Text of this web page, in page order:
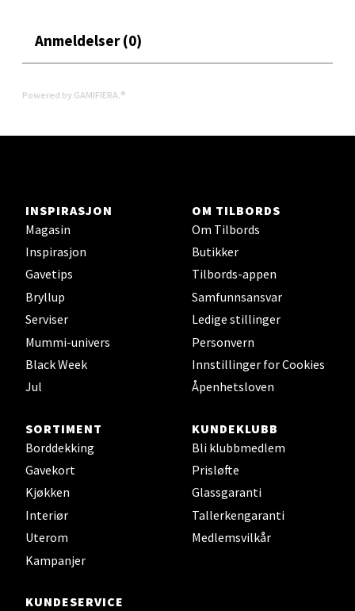
Anmeldelser (0)
Powered by GAMIFIERA.®
INSPIRASJON
Magasin
Inspirasjon
Gavetips
Bryllup
Serviser
Mummi-univers
Black Week
Jul
OM TILBORDS
Om Tilbords
Butikker
Tilbords-appen
Samfunnsansvar
Ledige stillinger
Personvern
Innstillinger for Cookies
Åpenhetsloven
SORTIMENT
Borddekking
Gavekort
Kjøkken
Interiør
Uterom
Kampanjer
KUNDEKLUBB
Bli klubbmedlem
Prisløfte
Glassgaranti
Tallerkengaranti
Medlemsvilkår
KUNDESERVICE
0 i butikk
Bryne/Jæren - M44
Jupiterveien 2, 4340 Bryne
Åpent i dag 10-20
0 i butikk
Stavanger og Sandnes - Thon
Senter Madla
Madlakrossen nr 9, 4042 Stavanger
0 i butikk